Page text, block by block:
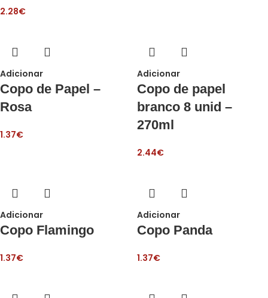
2.28€
Adicionar
Copo de Papel –
Rosa
1.37€
Adicionar
Copo de papel
branco 8 unid –
270ml
2.44€
Adicionar
Copo Flamingo
1.37€
Adicionar
Copo Panda
1.37€